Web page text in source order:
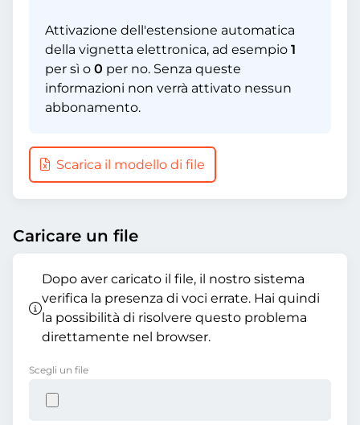
Attivazione dell'estensione automatica
della vignetta elettronica, ad esempio 1
per sì o 0 per no. Senza queste
informazioni non verrà attivato nessun
abbonamento.
Scarica il modello di file
Caricare un file
Dopo aver caricato il file, il nostro sistema
verifica la presenza di voci errate. Hai quindi
la possibilità di risolvere questo problema
direttamente nel browser.
Scegli un file